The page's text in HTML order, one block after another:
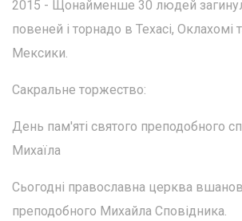
2015 - Щонайменше 30 людей
повеней і торнадо в Техасі, Оклахомі
Мексики.
Сакральне торжество:
День пам'яті святого преподобного
Михаїла
Сьогодні православна церква
преподобного Михайла Сповідника.